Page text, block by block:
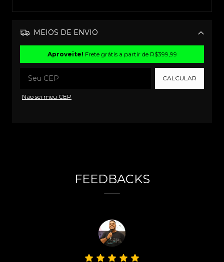
MEIOS DE ENVIO
Aproveite! Frete grátis a partir de R$399,99
CALCULAR
Não sei meu CEP
FEEDBACKS